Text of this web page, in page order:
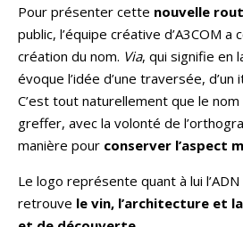
Pour présenter cette nouvelle
public, l’équipe créative d’A3COM a
création du nom. Via, qui signifie en
évoque l’idée d’une traversée, d’un
C’est tout naturellement que le nom
greffer, avec la volonté de
manière pour conserver l’aspect
Le logo représente quant à lui
retrouve le vin, l’architecture et